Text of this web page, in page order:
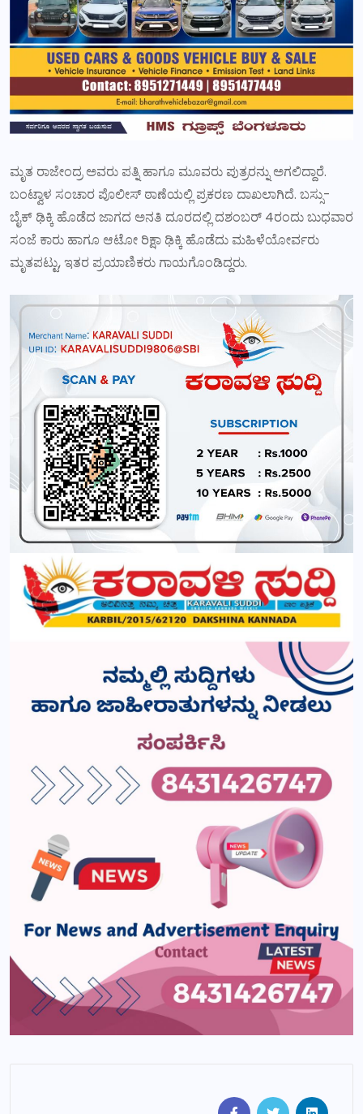
ಮೃತ ರಾಜೇಂದ್ರ ಅವರು ಪತ್ನಿ ಹಾಗೂ ಮೂವರು ಪುತ್ರರನ್ನು ಅಗಲಿದ್ದಾರೆ.
ಬಂಟ್ವಾಳ ಸಂಚಾರ ಪೊಲೀಸ್ ಠಾಣೆಯಲ್ಲಿ ಪ್ರಕರಣ ದಾಖಲಾಗಿದೆ. ಬಸ್ಸು-
ಬೈಕ್ ಢಿಕ್ಕಿ ಹೊಡೆದ ಜಾಗದ ಅನತಿ ದೂರದಲ್ಲಿ ದಶಂಬರ್ 4ರಂದು ಬುಧವಾರ
ಸಂಜೆ ಕಾರು ಹಾಗೂ ಆಟೋ ರಿಕ್ಷಾ ಢಿಕ್ಕಿ ಹೊಡೆದು ಮಹಿಳೆಯೋರ್ವರು
ಮೃತಪಟ್ಟು, ಇತರ ಪ್ರಯಾಣಿಕರು ಗಾಯಗೊಂಡಿದ್ದರು.